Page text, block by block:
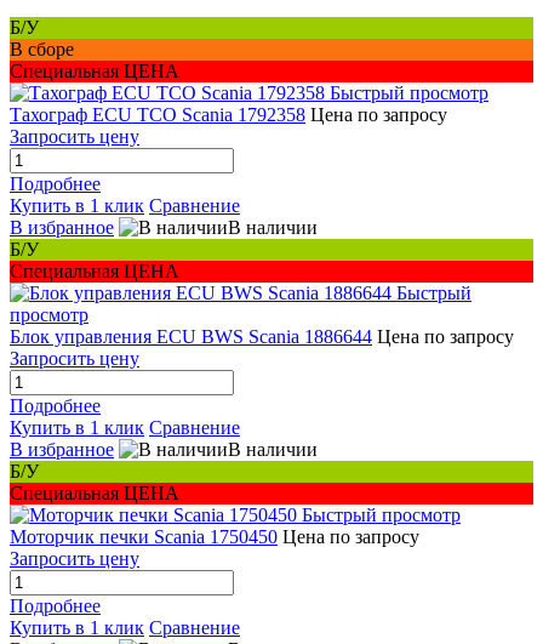
Б/У
В сборе
Специальная ЦЕНА
Быстрый просмотр
Тахограф ECU TCO Scania 1792358 Цена по запросу
Запросить цену
Подробнее
Купить в 1 клик Сравнение
В избранное
В наличии
Б/У
Специальная ЦЕНА
Быстрый
просмотр
Блок управления ECU BWS Scania 1886644 Цена по запросу
Запросить цену
Подробнее
Купить в 1 клик Сравнение
В избранное
В наличии
Б/У
Специальная ЦЕНА
Быстрый просмотр
Моторчик печки Scania 1750450 Цена по запросу
Запросить цену
Подробнее
Купить в 1 клик Сравнение